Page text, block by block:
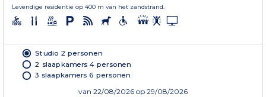
Levendige residentie op 400 m van het zandstrand.
Studio 2 personen
2 slaapkamers 4 personen
3 slaapkamers 6 personen
van 22/08/2026 op 29/08/2026